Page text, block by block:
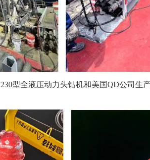
型全液压动力头钻机和美国QD公司生